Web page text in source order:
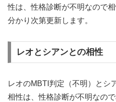
性は、性格診断が不明なので
分かり次第更新します。
レオとシアンとの相性
レオのMBTI判定（不明）とシ
相性は、性格診断が不明なの